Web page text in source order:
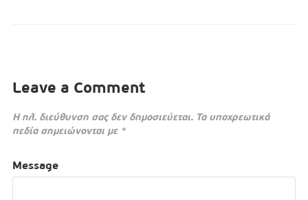
Leave a Comment
Η ηλ. διεύθυνση σας δεν δημοσιεύεται. Τα υποχρεωτικά
πεδία σημειώνονται με *
Message